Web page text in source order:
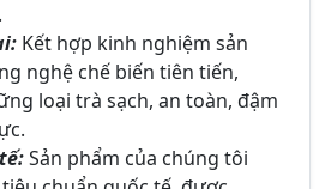
Kết hợp kinh nghiệm sản
nghệ chế biến tiên tiến,
loại trà sạch, an toàn, đậm
Sản phẩm của chúng tôi